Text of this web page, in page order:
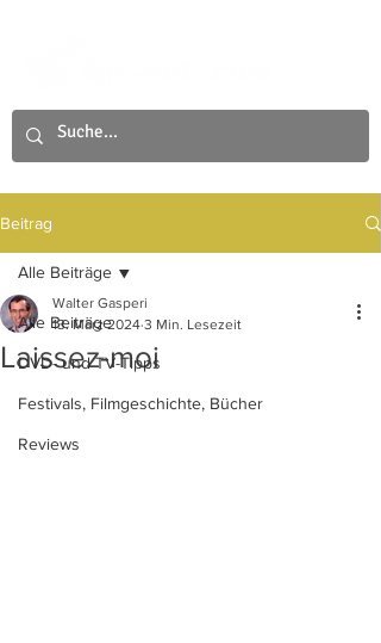
Beitrag
Alle Beiträge
DVD- und TV-Tipps
Festivals, Filmgeschichte, Bücher
Reviews
Alle Beiträge
Laissez-moi
Walter Gasperi
13. März 2024 3 Min. Lesezeit